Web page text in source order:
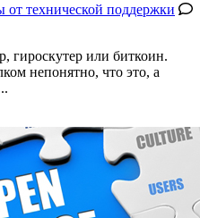
от технической поддержки
гироскутер или биткоин.
непонятно, что это, а